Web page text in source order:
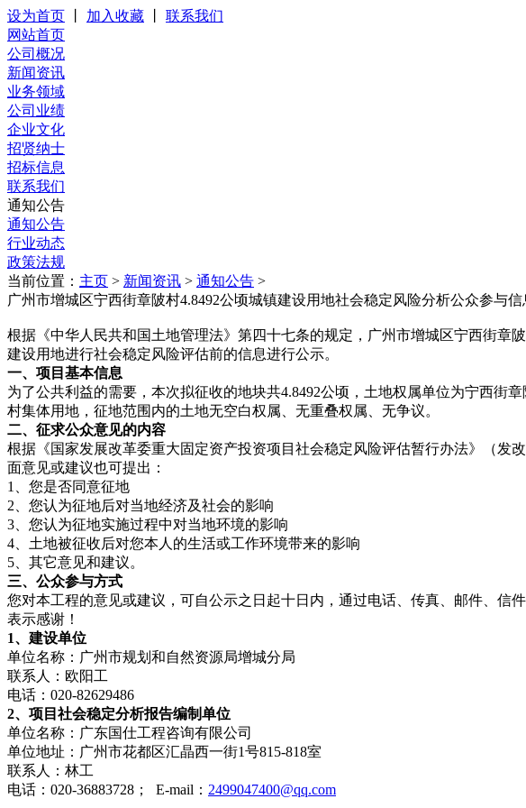
设为首页 加入收藏
联系我们
网站首页
公司概况
新闻资讯
业务领域
公司业绩
企业文化
招贤纳士
招标信息
联系我们
通知公告
通知公告
行业动态
政策法规
当前位置： 主页 > 新闻资讯 > 通知公告 >
广州市增城区宁西街章陂村4.8492公顷城镇建设用地社会稳定风险分析公众参与
根据《中华人民共和国土地管理法》第四十七条的规定，广州市增城区宁西街章
建设用地进行社会稳定风险评估前的信息进行公示。
一、项目基本信息
为了公共利益的需要，本次拟征收的地块共4.8492公顷，土地权属单位为宁西街
村集体用地，征地范围内的土地无空白权属、无重叠权属、无争议。
二、征求公众意见的内容
根据《国家发展改革委重大固定资产投资项目社会稳定风险评估暂行办法》（发
面意见或建议也可提出：
1、您是否同意征地
2、您认为征地后对当地经济及社会的影响
3、您认为征地实施过程中对当地环境的影响
4、土地被征收后对您本人的生活或工作环境带来的影响
5、其它意见和建议。
三、公众参与方式
您对本工程的意见或建议，可自公示之日起十日内，通过电话、传真、邮件、
表示感谢！
1、建设单位
单位名称：广州市规划和自然资源局增城分局
联系人：欧阳工
电话：020-82629486
2、 项目社会稳定分析报告编制单位
单位名称：广东国仕工程咨询有限公司
单位地址：广州市花都区汇晶西一街1号815-818室
联系人：林工
电话：020-36883728； E-mail： 2499047400@qq.com